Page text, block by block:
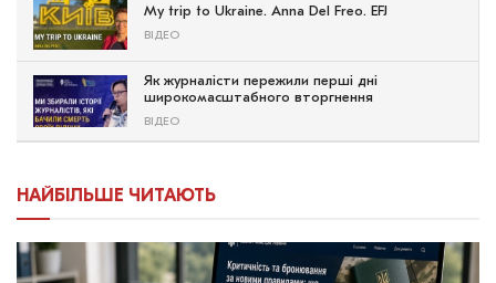
My trip to Ukraine. Anna Del Freo. EFJ
ВІДЕО
Як журналісти пережили перші дні
широкомасштабного вторгнення
ВІДЕО
НАЙБІЛЬШЕ ЧИТАЮТЬ